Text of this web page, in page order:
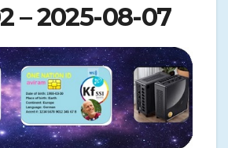
– 2025-08-07